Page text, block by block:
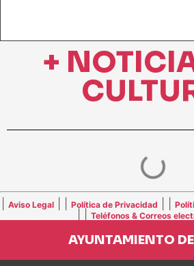
+
Aviso Legal Política de Privacidad
Teléfonos & Correos
AYUNTAMIENTO